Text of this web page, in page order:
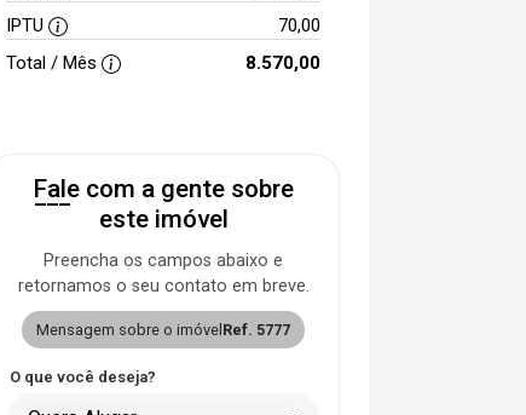
IPTU
70,00
Total / Mês
8.570,00
Fale com a gente sobre
este imóvel
Preencha os campos abaixo e
retornamos o seu contato em breve.
Mensagem sobre o imóvel Ref. 5777
O que você deseja?